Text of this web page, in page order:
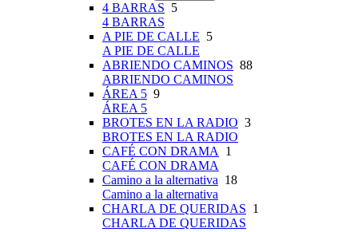
4 BARRAS 5
4 BARRAS
A PIE DE CALLE 5
A PIE DE CALLE
ABRIENDO CAMINOS 88
ABRIENDO CAMINOS
ÁREA 5 9
ÁREA 5
BROTES EN LA RADIO 3
BROTES EN LA RADIO
CAFÉ CON DRAMA
1
CAFÉ CON DRAMA
Camino a la alternativa 18
Camino a la alternativa
CHARLA DE QUERIDAS 1
CHARLA DE QUERIDAS